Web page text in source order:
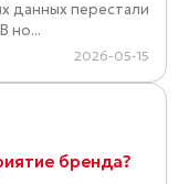
данных перестали
но...
2026-05-15
бренда?